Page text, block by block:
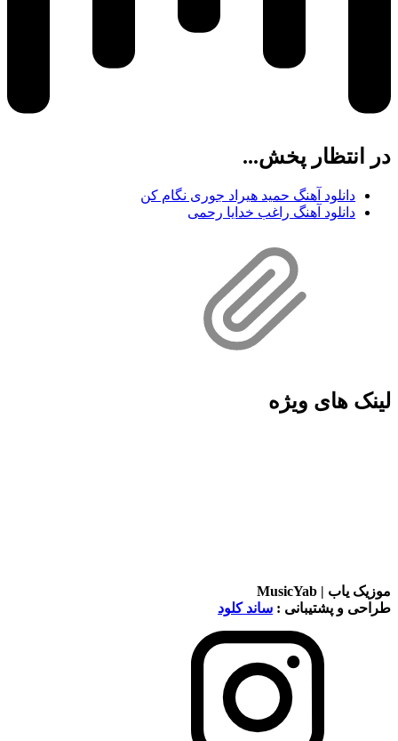
در انتظار پخش...
دانلود آهنگ حمید هیراد جوری نگام کن
دانلود آهنگ راغب خدایا رحمی
لینک های ویژه
موزیک یاب | MusicYab
طراحی و پشتیبانی : ساند کلود